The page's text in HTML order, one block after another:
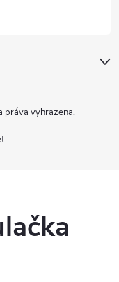
práva vyhrazena.